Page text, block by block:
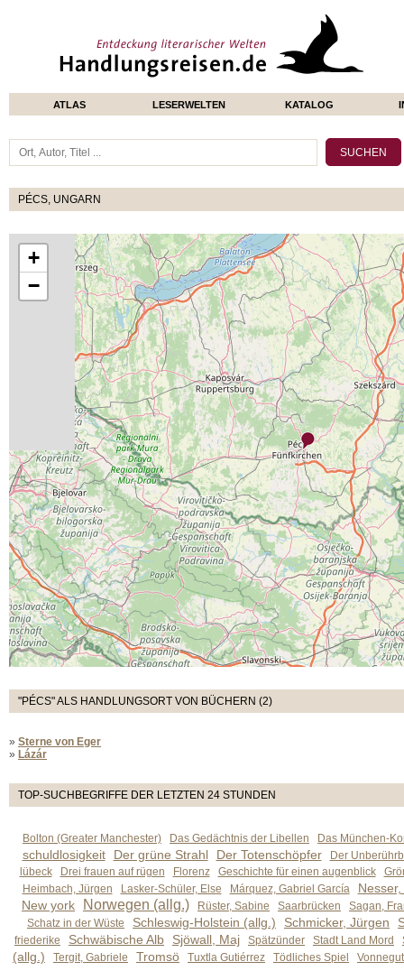
ATLAS LESERWELTEN KATALOG
PÉCS, UNGARN
+
−
"PÉCS" ALS HANDLUNGSORT VON BÜCHERN (2)
» Sterne von Eger
» Lázár
TOP-SUCHBEGRIFFE DER LETZTEN 24 STUNDEN
Bolton (Greater Manchester) Das Gedächtnis der Libellen Das München-
schuldlosigkeit Der grüne Strahl Der Totenschöpfer
Der
lübeck
Drei frauen auf rügen Florenz Geschichte für einen augenblick
Heimbach, Jürgen
Lasker-Schüler, Else Márquez, Gabriel García
New york
Norwegen (allg.) Rüster, Sabine Saarbrücken
Sagan,
Schatz in der Wüste
Schleswig-Holstein (allg.) Schmicker, Jürgen
friederike Schwäbische Alb Sjöwall, Maj Spätzünder Stadt Land Mord
(allg.) Tergit, Gabriele Tromsö Tuxtla Gutiérrez Tödliches Spiel